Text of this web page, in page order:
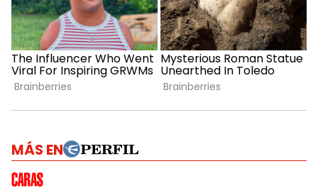
MÁS EN